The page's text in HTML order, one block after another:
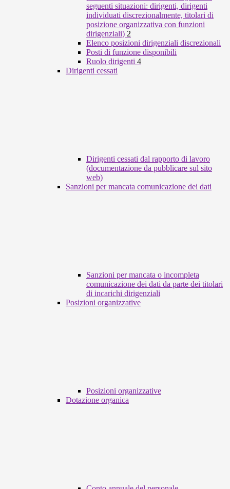
seguenti situazioni: dirigenti, dirigenti
individuati discrezionalmente, titolari di
posizione organizzativa con funzioni
dirigenziali) 2
Elenco posizioni dirigenziali discrezionali
Posti di funzione disponibili
Ruolo dirigenti 4
Dirigenti cessati
Dirigenti cessati dal rapporto di lavoro
(documentazione da pubblicare sul sito
web)
Sanzioni per mancata comunicazione dei dati
Sanzioni per mancata o incompleta
comunicazione dei dati da parte dei titolari
di incarichi dirigenziali
Posizioni organizzative
Posizioni organizzative
Dotazione organica